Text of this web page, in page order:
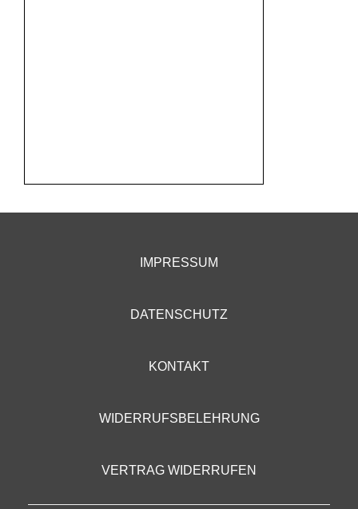
IMPRESSUM
DATENSCHUTZ
KONTAKT
WIDERRUFSBELEHRUNG
VERTRAG WIDERRUFEN